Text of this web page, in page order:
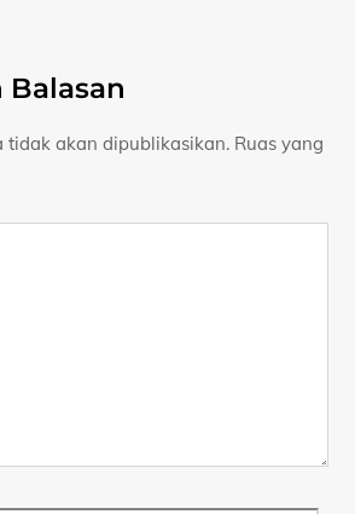
tidak akan dipublikasikan. Ruas yang